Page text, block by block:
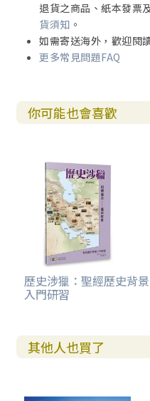
阿達尼拉里三世沙巴石
阿達尼拉里三世石碑
寧魯石板 Nimrud Slab
寧魯復原圖
提革拉毗列色三世浮雕
撒珥根二世 Sargon II
杜舍魯金 Dur Sharrukin
馬督亞帕以甸那二世
尼尼微復原圖
泰勒棱柱 Taylor Prism
退貨之商品、紙本發票
貨須知 。
如需寄送海外，歡迎閱
更多常見問題FAQ
你可能也會喜歡
歷史涉獵：聖經歷史背景
入門研習
其他人也買了